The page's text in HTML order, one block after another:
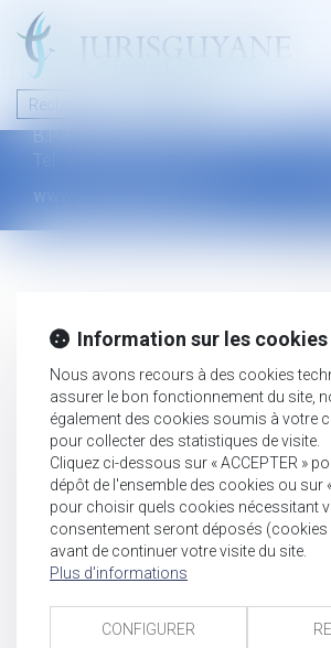
46 avenue de la liberté
B.P.315 - 97327 Cayenne Cedex
Tel : +594 594 29 45 35
www.jurisguyane.com
Information sur les cookies
Nous avons recours à des cookies
assurer le bon fonctionnement du site,
également des cookies soumis à votre
pour collecter des statistiques de visite.
Cliquez ci-dessous sur « ACCEPTER »
dépôt de l'ensemble des cookies ou sur «
pour choisir quels cookies nécessitant
consentement seront déposés (cookies
avant de continuer votre visite du site.
Plus d'informations
CONFIGURER